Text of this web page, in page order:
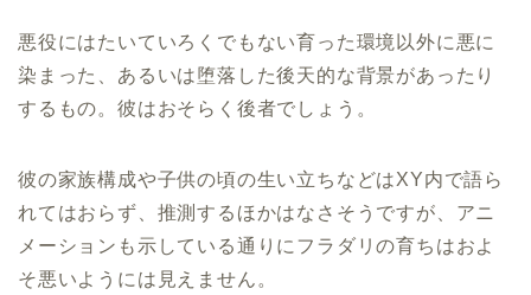
悪役にはたいていろくでもない育った環境以外に悪に
染まった、あるいは堕落した後天的な背景があったり
するもの。彼はおそらく後者でしょう。
彼の家族構成や子供の頃の生い立ちなどはXY内で語ら
れてはおらず、推測するほかはなさそうですが、アニ
メーションも示している通りにフラダリの育ちはおよ
そ悪いようには見えません。